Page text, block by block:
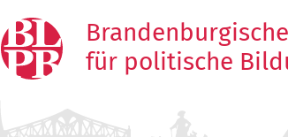
für politische